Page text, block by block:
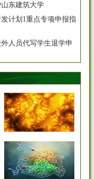
东建筑大学
计划1重点专项申报指
人员代写学生退学申